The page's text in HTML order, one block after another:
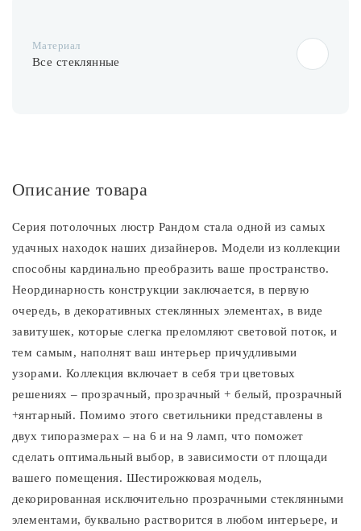
Материал
Все стеклянные
Описание товара
Серия потолочных люстр Рандом стала одной из самых
удачных находок наших дизайнеров. Модели из коллекции
способны кардинально преобразить ваше пространство.
Неординарность конструкции заключается, в первую
очередь, в декоративных стеклянных элементах, в виде
завитушек, которые слегка преломляют световой поток, и
тем самым, наполнят ваш интерьер причудливыми
узорами. Коллекция включает в себя три цветовых
решениях – прозрачный, прозрачный + белый, прозрачный
+янтарный. Помимо этого светильники представлены в
двух типоразмерах – на 6 и на 9 ламп, что поможет
сделать оптимальный выбор, в зависимости от площади
вашего помещения. Шестирожковая модель,
декорированная исключительно прозрачными стеклянными
элементами, буквально растворится в любом интерьере, и